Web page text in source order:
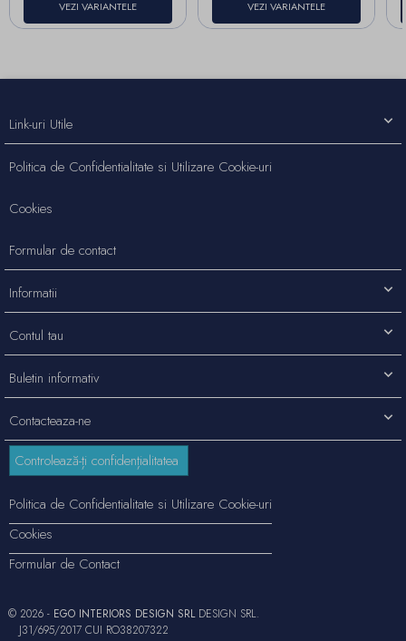
VEZI VARIANTELE VEZI VARIANTELE
Contacteaza-ne
Link-uri Utile
Politica de Confidentialitate si Utilizare Cookie-uri
Cookies
Formular de contact
Informatii
Contul tau
Buletin informativ
Controlează-ți confidențialitatea
Politica de Confidentialitate si Utilizare Cookie-uri
Cookies
Formular de Contact
© 2026 - EGO INTERIORS DESIGN SRLDESIGN SRL.
J31/695/2017 CUI RO38207322